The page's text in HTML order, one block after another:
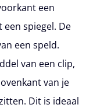
een
spiegel. De
een speld.
van een clip,
van je
Dit is ideaal